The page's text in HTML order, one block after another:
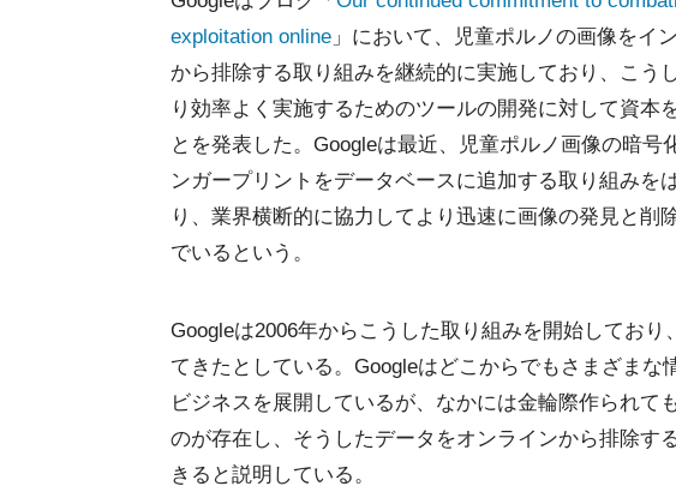
exploitation online 」において、児童ポルノの画像をイ
から排除する取り組みを継続的に実施しており、こう
り効率よく実施するためのツールの開発に対して資本
とを発表した。Googleは最近、児童ポルノ画像の暗号
ンガープリントをデータベースに追加する取り組みを
り、業界横断的に協力してより迅速に画像の発見と削
でいるという。
Googleは2006年からこうした取り組みを開始してお
てきたとしている。Googleはどこからでもさまざまな
ビジネスを展開しているが、なかには金輪際作られて
のが存在し、そうしたデータをオンラインから排除す
きると説明している。